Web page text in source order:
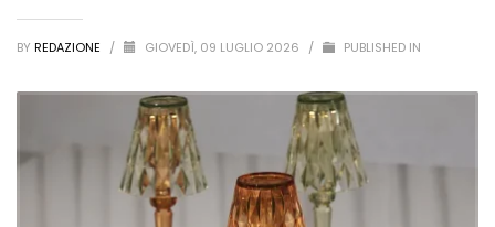
BY REDAZIONE / GIOVEDÌ, 09 LUGLIO 2026 / PUBLISHED IN